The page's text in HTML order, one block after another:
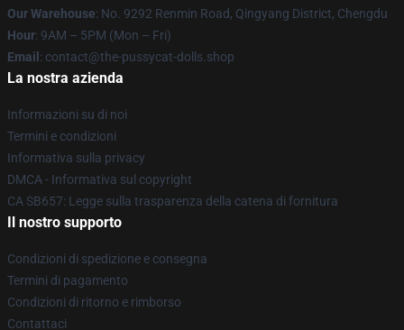
Our Warehouse: No. 9292 Renmin Road, Qingyang District, Chengdu
Hour: 9AM – 5PM (Mon – Fri)
Email : contact@the-pussycat-dolls.shop
La nostra azienda
Informazioni su di noi
Termini e condizioni
Informativa sulla privacy
DMCA - Informativa sul copyright
CA SB657: Legge sulla trasparenza della catena di fornitura
Il nostro supporto
Condizioni di spedizione e consegna
Termini di pagamento
Condizioni di ritorno e rimborso
Contattaci